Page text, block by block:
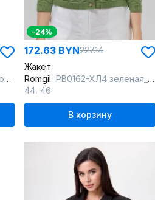
-24%
172.63 BYN227.14
Жакет
Romgil РВ0162-ХЛ4 зеленая_оливка
44 46
В корзину